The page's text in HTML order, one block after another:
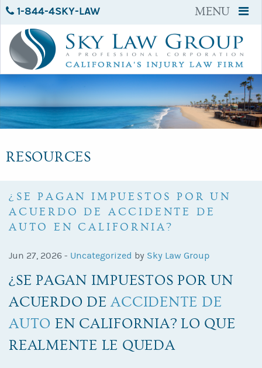
1-844-4SKY-LAW MENU
RESOURCES
¿SE PAGAN IMPUESTOS POR UN
ACUERDO DE ACCIDENTE DE
AUTO EN CALIFORNIA?
Jun 27, 2026 - Uncategorized by Sky Law Group
¿SE PAGAN IMPUESTOS POR UN
ACUERDO DEACCIDENTE DE
AUTO EN CALIFORNIA? LO QUE
REALMENTE LE QUEDA